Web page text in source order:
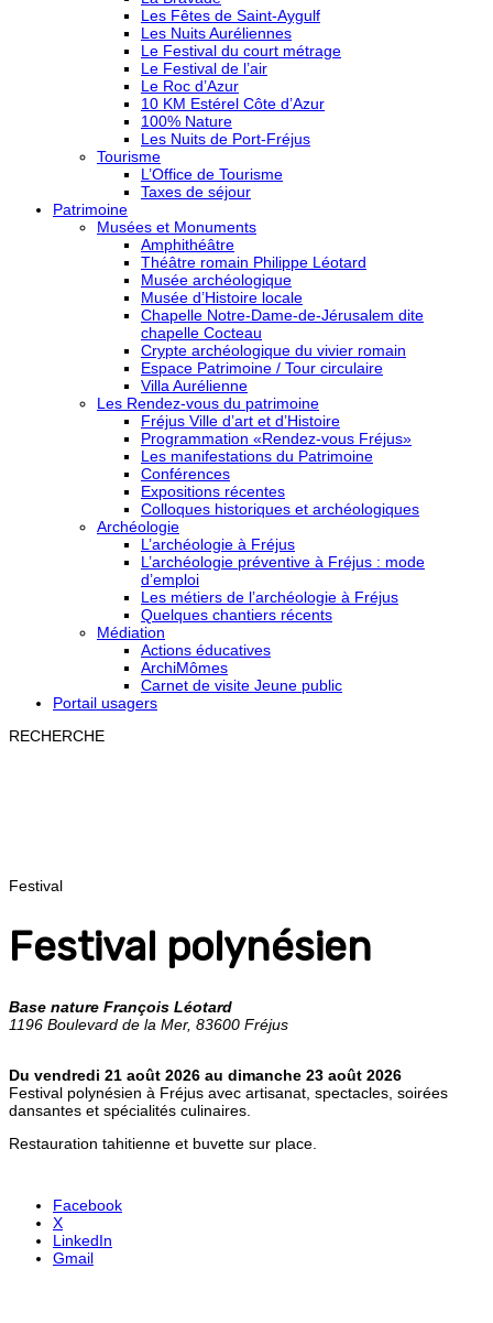
Les Fêtes de Saint-Aygulf
Les Nuits Auréliennes
Le Festival du court métrage
Le Festival de l’air
Le Roc d’Azur
10 KM Estérel Côte d’Azur
100% Nature
Les Nuits de Port-Fréjus
Tourisme
L’Office de Tourisme
Taxes de séjour
Patrimoine
Musées et Monuments
Amphithéâtre
Théâtre romain Philippe Léotard
Musée archéologique
Musée d’Histoire locale
Chapelle Notre-Dame-de-Jérusalem dite
chapelle Cocteau
Crypte archéologique du vivier romain
Espace Patrimoine / Tour circulaire
Villa Aurélienne
Les Rendez-vous du patrimoine
Fréjus Ville d’art et d’Histoire
Programmation «Rendez-vous Fréjus»
Les manifestations du Patrimoine
Conférences
Expositions récentes
Colloques historiques et archéologiques
Archéologie
L’archéologie à Fréjus
L’archéologie préventive à Fréjus : mode
d’emploi
Les métiers de l’archéologie à Fréjus
Quelques chantiers récents
Médiation
Actions éducatives
ArchiMômes
Carnet de visite Jeune public
Portail usagers
RECHERCHE
Festival
Festival polynésien
Base nature François Léotard
1196 Boulevard de la Mer, 83600 Fréjus
Du vendredi 21 août 2026 au dimanche 23 août 2026
Festival polynésien à Fréjus avec artisanat, spectacles, soirées
dansantes et spécialités culinaires.
Restauration tahitienne et buvette sur place.
Facebook
X
LinkedIn
Gmail